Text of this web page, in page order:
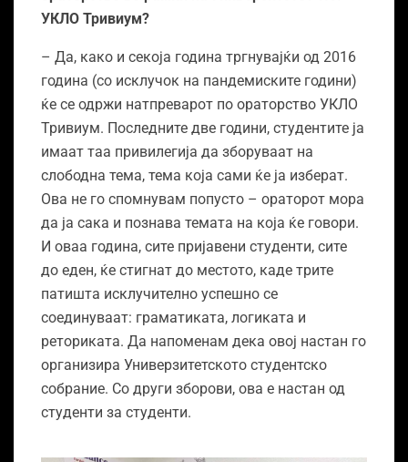
УКЛО Тривиум?
– Да, како и секоја година тргнувајќи од 2016
година (со исклучок на пандемиските години)
ќе се одржи натпреварот по ораторство УКЛО
Тривиум. Последните две години, студентите ја
имаат таа привилегија да зборуваат на
слободна тема, тема која сами ќе ја изберат.
Ова не го спомнувам попусто – ораторот мора
да ја сака и познава темата на која ќе говори.
И оваа година, сите пријавени студенти, сите
до еден, ќе стигнат до местото, каде трите
патишта исклучително успешно се
соединуваат: граматиката, логиката и
реториката. Да напоменам дека овој настан го
организира Универзитетското студентско
собрание. Со други зборови, ова е настан од
студенти за студенти.